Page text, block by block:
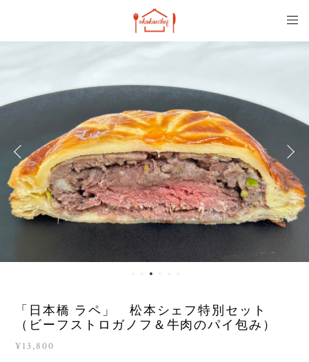
「日本橋 ラペ」 松本シェフ特別セット
（ビーフストロガノフ＆牛肉のパイ包み）
¥13,800